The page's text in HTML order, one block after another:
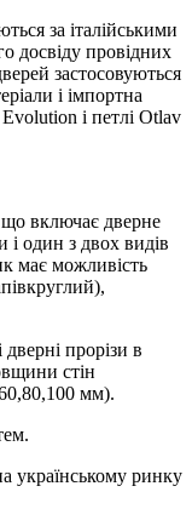
за італійськими
досвіду провідних
застосовуються
і імпортна
і петлі Otlav
що включає дверне
і один з двох видів
має можливість
прорізи в
стін
мм).
українському ринку